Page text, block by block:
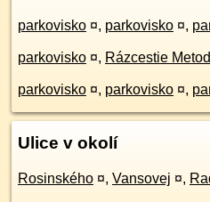
parkovisko ¤, parkovisko ¤,
parkovisko ¤, Rázcestie
parkovisko ¤, parkovisko ¤,
Ulice v okolí
Rosinského ¤, Vansovej ¤,